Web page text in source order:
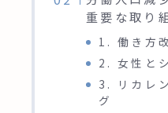
重要な取り
1. 働き方
2. 女性と
3. リカレ
グ